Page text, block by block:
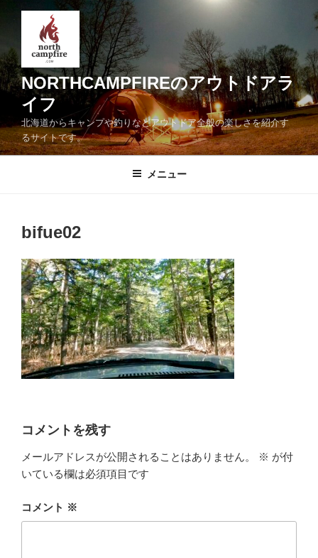
ン
ツ
へ
キ
ッ
NORTHCAMPFIREのアウトドアラ
イフ
北海道からキャンプや釣りなどアウトドア全般の楽しさを紹介す
るサイトです。
メニュー
bifue02
コメントを残す
メールアドレスが公開されることはありません。 ※ が付
いている欄は必須項目です
コメント ※